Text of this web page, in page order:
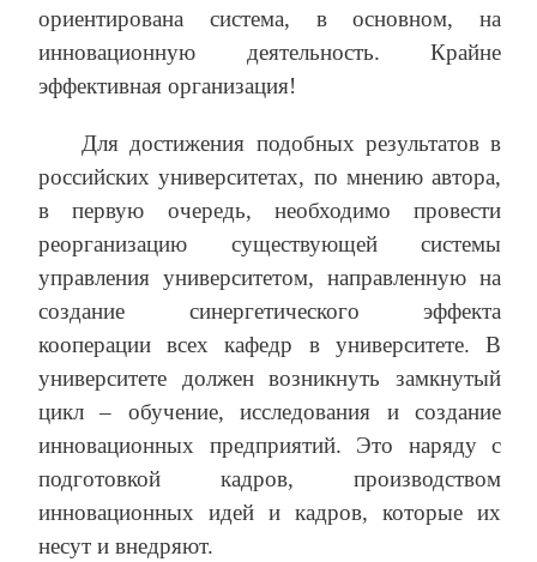
ориентирована система, в основном, на
инновационную деятельность. Крайне
эффективная организация!
Для достижения подобных результатов в
российских университетах, по мнению автора,
в первую очередь, необходимо провести
реорганизацию существующей системы
управления университетом, направленную на
создание синергетического эффекта
кооперации всех кафедр в университете. В
университете должен возникнуть замкнутый
цикл – обучение, исследования и создание
инновационных предприятий. Это наряду с
подготовкой кадров, производством
инновационных идей и кадров, которые их
несут и внедряют.